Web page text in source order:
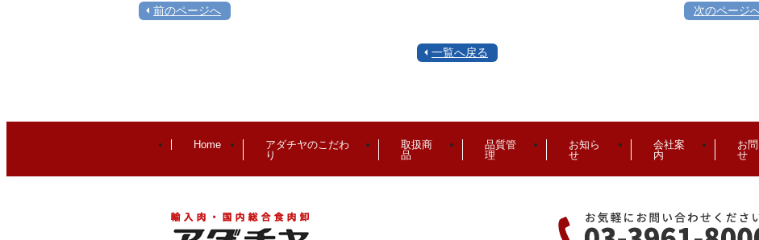
前のページへ 次のページ
一覧へ戻る
Home
アダチヤのこだわ
り
取扱商
品
品質管
理
お知ら
せ
会社案
内
お
せ